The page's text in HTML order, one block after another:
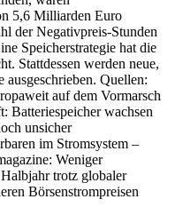
5,6 Milliarden Euro
der Negativpreis-Stunden
Speicherstrategie hat die
Stattdessen werden neue,
Quellen:
auf dem Vormarsch
Batteriespeicher wachsen
unsicher
im Stromsystem –
Weniger
trotz globaler
Börsenstrompreisen